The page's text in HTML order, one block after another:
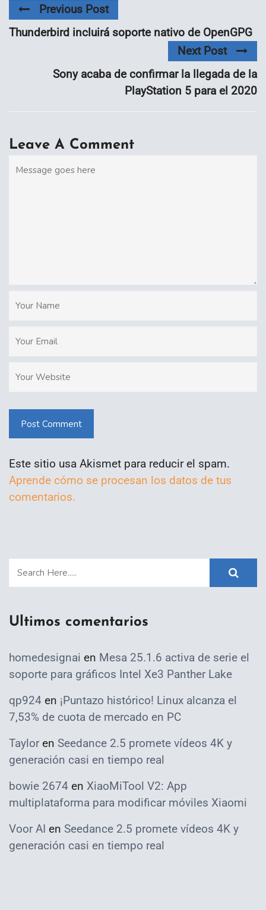
Previous Post
Thunderbird incluirá soporte nativo de OpenGPG
Next Post
Sony acaba de confirmar la llegada de la
PlayStation 5 para el 2020
Leave A Comment
Post Comment
Este sitio usa Akismet para reducir el spam.
Aprende cómo se procesan los datos de tus
comentarios.
Ultimos comentarios
homedesignai en Mesa 25.1.6 activa de serie el
soporte para gráficos Intel Xe3 Panther Lake
qp924 en ¡Puntazo histórico! Linux alcanza el
7,53% de cuota de mercado en PC
Taylor en Seedance 2.5 promete vídeos 4K y
generación casi en tiempo real
bowie 2674 en XiaoMiTool V2: App
multiplataforma para modificar móviles Xiaomi
Voor AI en Seedance 2.5 promete vídeos 4K y
generación casi en tiempo real